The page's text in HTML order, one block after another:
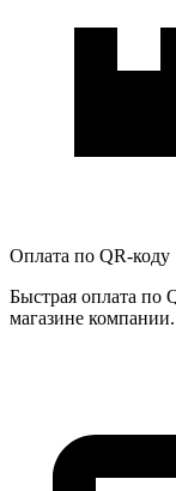
Оплата по QR-коду
Быстрая оплата по
магазине компании.